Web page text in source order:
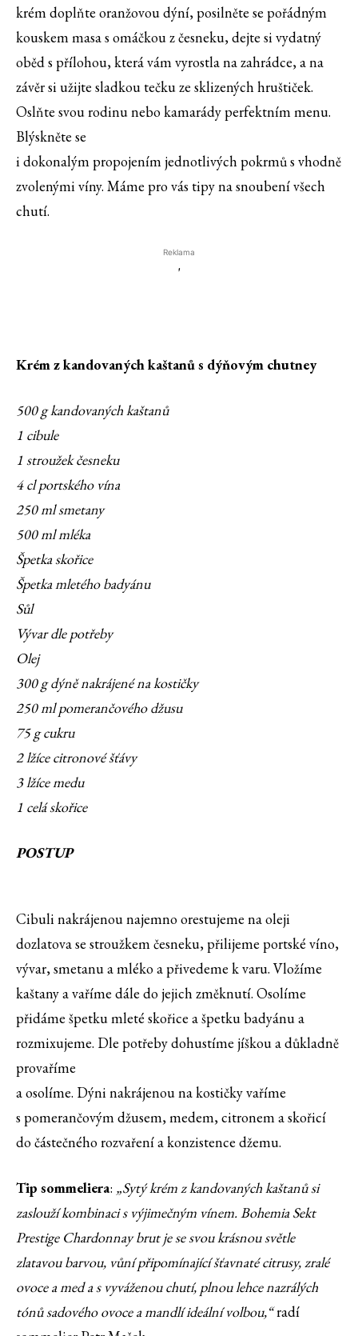
krém doplňte oranžovou dýní, posilněte se pořádným
kouskem masa s omáčkou z česneku, dejte si vydatný
oběd s přílohou, která vám vyrostla na zahrádce, a na
závěr si užijte sladkou tečku ze sklizených hruštiček.
Oslňte svou rodinu nebo kamarády perfektním menu.
Blýskněte se
i dokonalým propojením jednotlivých pokrmů s vhodně
zvolenými víny. Máme pro vás tipy na snoubení všech
chutí.
Reklama
'
Krém z kandovaných kaštanů s dýňovým chutney
500 g kandovaných kaštanů
1 cibule
1 stroužek česneku
4 cl portského vína
250 ml smetany
500 ml mléka
Špetka skořice
Špetka mletého badyánu
Sůl
Vývar dle potřeby
Olej
300 g dýně nakrájené na kostičky
250 ml pomerančového džusu
75 g cukru
2 lžíce citronové šťávy
3 lžíce medu
1 celá skořice
POSTUP
Cibuli nakrájenou najemno orestujeme na oleji
dozlatova se stroužkem česneku, přilijeme portské víno,
vývar, smetanu a mléko a přivedeme k varu. Vložíme
kaštany a vaříme dále do jejich změknutí. Osolíme
přidáme špetku mleté skořice a špetku badyánu a
rozmixujeme. Dle potřeby dohustíme jíškou a důkladně
provaříme
a osolíme. Dýni nakrájenou na kostičky vaříme
s pomerančovým džusem, medem, citronem a skořicí
do částečného rozvaření a konzistence džemu.
Tip sommeliera: „Sytý krém z kandovaných kaštanů si
zaslouží kombinaci s výjimečným vínem. Bohemia Sekt
Prestige Chardonnay brut je se svou krásnou světle
zlatavou barvou, vůní připomínající šťavnaté citrusy, zralé
ovoce a med a s vyváženou chutí, plnou lehce nazrálých
tónů sadového ovoce a mandlí ideální volbou,“radí